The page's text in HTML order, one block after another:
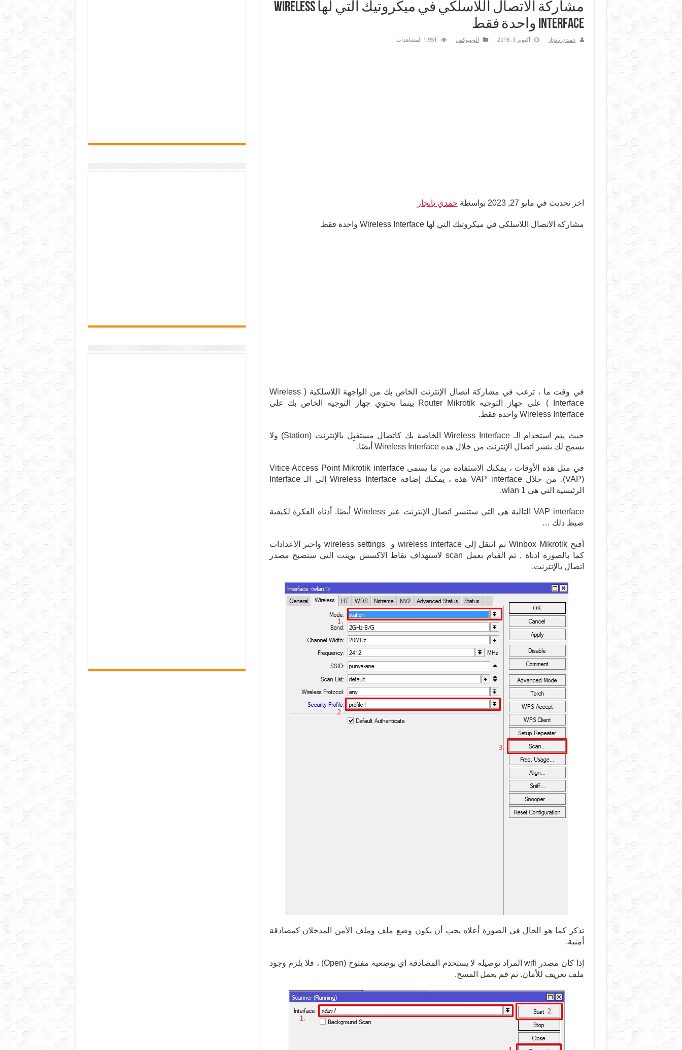
مشاركة الاتصال اللاسلكي في ميكروتيك التي لها Wireless
Interface واحدة فقط
حمدي بانجار أكتوبر 3, 2018 الوينبوكس 1,951 المشاهدات
اخر تحديث في مايو 27, 2023 بواسطة حمدي بانجار
مشاركة الاتصال اللاسلكي في ميكروتيك التي لها Wireless Interface واحدة فقط
في وقت ما ، ترغب في مشاركة اتصال الإنترنت الخاص بك من الواجهة اللاسلكية ( Wireless
Interface ) على جهاز التوجيه Router Mikrotik بينما يحتوي جهاز التوجيه الخاص بك على
Wireless Interface واحدة فقط.
حيث يتم استخدام الـ Wireless Interface الخاصة بك كاتصال مستقبِل بالإنترنت (Station) ولا
يسمح لك بنشر اتصال الإنترنت من خلال هذه Wireless Interface أيضًا.
في مثل هذه الأوقات ، يمكنك الاستفادة من ما يسمى Vitice Access Point Mikrotik interface
(VAP). من خلال VAP interface هذه ، يمكنك إضافة Wireless Interface إلى الـ Interface
الرئيسية التي هي wlan 1.
VAP interface التالية هي التي ستنشر اتصال الإنترنت عبر Wireless أيضًا. أدناه الفكرة لكيفية
ضبط ذلك …
فتح Winbox Mikrotik ثم انتقل إلى wireless interface و wireless settings واختر الاعدادات
كما بالصورة ادناة , ثم القيام بعمل scan لاستهداف نقاط الاكسس بوينت التي ستصبح مصدر
اتصال بالإنترنت.
تذكر كما هو الحال في الصورة أعلاه يجب أن يكون وضع ملف وملف الأمن المدخلان كمصادقة
أمنية.
إذا كان مصدر wifi المراد توصيله لا يستخدم المصادقة اي بوضعية مفتوح (Open) ، فلا يلزم وجود
ملف تعريف للأمان. ثم قم بعمل المسح.